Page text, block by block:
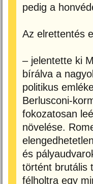
pedig a
Az elrettentés
– jelentette ki
bírálva a
politikus
Berlusconi-
fokozatosan
növelése.
és
történt brutális
félholtra egy